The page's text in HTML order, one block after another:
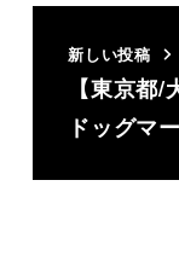
新しい投稿
【東京都
ドッグマ